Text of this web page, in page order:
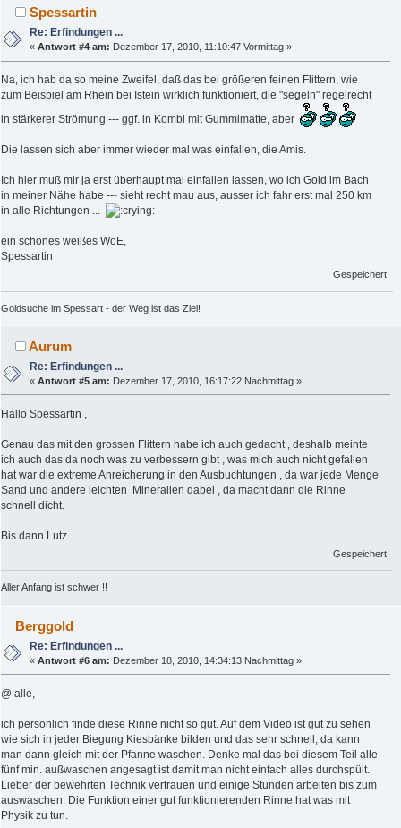
Spessartin
Re: Erfindungen ...
«Antwort #4 am: Dezember 17, 2010, 11:10:47 Vormittag »
Na, ich hab da so meine Zweifel, daß das bei größeren feinen Flittern, wie
zum Beispiel am Rhein bei Istein wirklich funktioniert, die "segeln" regelrecht
in stärkerer Strömung --- ggf. in Kombi mit Gummimatte, aber
Die lassen sich aber immer wieder mal was einfallen, die Amis.
Ich hier muß mir ja erst überhaupt mal einfallen lassen, wo ich Gold im Bach
in meiner Nähe habe --- sieht recht mau aus, ausser ich fahr erst mal 250 km
in alle Richtungen ...
ein schönes weißes WoE,
Spessartin
Gespeichert
Goldsuche im Spessart - der Weg ist das Ziel!
Aurum
Re: Erfindungen ...
«Antwort #5 am: Dezember 17, 2010, 16:17:22 Nachmittag »
Hallo Spessartin ,
Genau das mit den grossen Flittern habe ich auch gedacht , deshalb meinte
ich auch das da noch was zu verbessern gibt , was mich auch nicht gefallen
hat war die extreme Anreicherung in den Ausbuchtungen , da war jede Menge
Sand und andere leichten Mineralien dabei , da macht dann die Rinne
schnell dicht.
Bis dann Lutz
Gespeichert
Aller Anfang ist schwer !!
Berggold
Re: Erfindungen ...
«Antwort #6 am: Dezember 18, 2010, 14:34:13 Nachmittag »
@ alle,
ich persönlich finde diese Rinne nicht so gut. Auf dem Video ist gut zu sehen
wie sich in jeder Biegung Kiesbänke bilden und das sehr schnell, da kann
man dann gleich mit der Pfanne waschen. Denke mal das bei diesem Teil alle
fünf min. außwaschen angesagt ist damit man nicht einfach alles durchspült.
Lieber der bewehrten Technik vertrauen und einige Stunden arbeiten bis zum
auswaschen. Die Funktion einer gut funktionierenden Rinne hat was mit
Physik zu tun.